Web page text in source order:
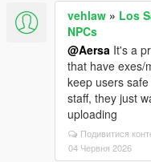
vehlaw » Los
NPCs
@Aersa It's a
that have exes/
keep users
staff, they just
uploading
Подивитися
04 Червня 2026